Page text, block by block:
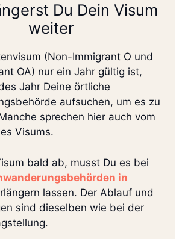
Du Dein Visum
weiter
(Non-Immigrant O und
OA) nur ein Jahr gültig ist,
Jahr Deine örtliche
aufsuchen, um es zu
sprechen hier auch vom
Visums.
bald ab, musst Du es bei
in
lassen. Der Ablauf und
sind dieselben wie bei der